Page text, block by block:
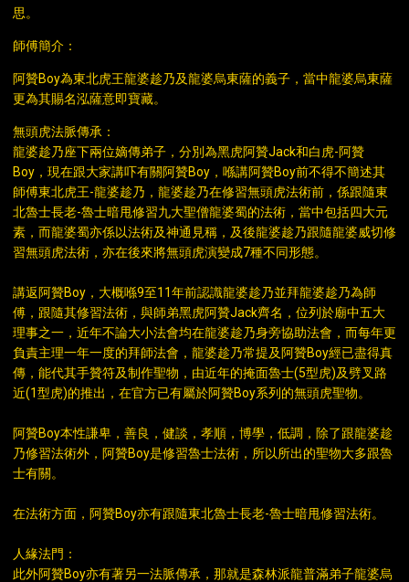
思。
師傅簡介：
阿贊Boy為東北虎王龍婆趁乃及龍婆烏東薩的義子，當中龍婆烏東薩
更為其賜名泓薩意即寶藏。
無頭虎法脈傳承：
龍婆趁乃座下兩位嫡傳弟子，分別為黑虎阿贊Jack和白虎-阿贊
Boy，現在跟大家講吓有關阿贊Boy，喺講阿贊Boy前不得不簡述其
師傅東北虎王-龍婆趁乃，龍婆趁乃在修習無頭虎法術前，係跟隨東
北魯士長老-魯士暗甩修習九大聖僧龍婆蜀的法術，當中包括四大元
素，而龍婆蜀亦係以法術及神通見稱，及後龍婆趁乃跟隨龍婆威切修
習無頭虎法術，亦在後來將無頭虎演變成7種不同形態。
講返阿贊Boy，大概喺9至11年前認識龍婆趁乃並拜龍婆趁乃為師
傅，跟隨其修習法術，與師弟黑虎阿贊Jack齊名，位列於廟中五大
理事之一，近年不論大小法會均在龍婆趁乃身旁協助法會，而每年更
負責主理一年一度的拜師法會，龍婆趁乃常提及阿贊Boy經已盡得真
傳，能代其手贊符及制作聖物，由近年的掩面魯士(5型虎)及劈叉路
近(1型虎)的推出，在官方已有屬於阿贊Boy系列的無頭虎聖物。
阿贊Boy本性謙卑，善良，健談，孝順，博學，低調，除了跟龍婆趁
乃修習法術外，阿贊Boy是修習魯士法術，所以所出的聖物大多跟魯
士有關。
在法術方面，阿贊Boy亦有跟隨東北魯士長老-魯士暗甩修習法術。
人緣法門：
此外阿贊Boy亦有著另一法脈傳承，那就是森林派龍普滿弟子龍婆烏